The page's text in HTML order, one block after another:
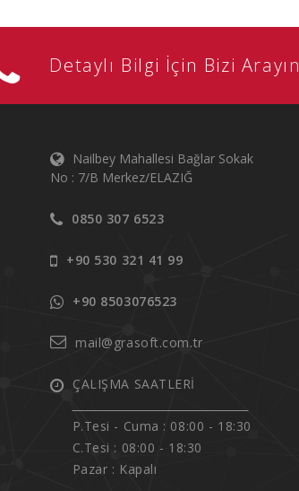
Detaylı Bilgi İçin Bizi Arayın
Nailbey Mahallesi Bağlar Sokak
No : 7/B Merkez/ELAZIĞ
0850 307 6523
+90 530 321 41 99
+90 8503076523
mail@grasoft.com.tr
ÇALIŞMA SAATLERİ
P.Tesi - Cuma : 08:00 - 18:30
C.Tesi : 08:00 - 18:30
Pazar : Kapalı